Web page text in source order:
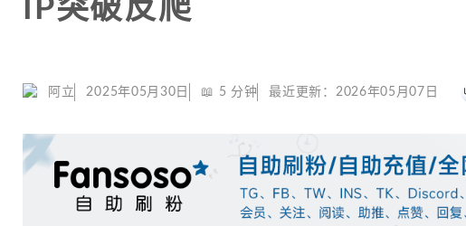
IP突破反爬
阿立 2025年05月30日 📖 5 分钟 最近更新： 2026年05月07日